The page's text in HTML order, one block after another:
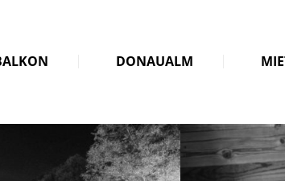
DONAUALM